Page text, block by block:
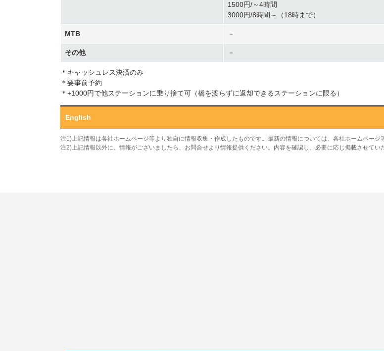
1500円/～4時間
3000円/8時間～（18時まで）
MTB －
その他 －
＊キャッシュレス決済のみ
＊要事前予約
＊+1000円で他ステーションに乗り捨て可（橋を渡らずに返却できるステーションに限る）
English
注1)上記情報は各社ホームページ等より独自に情報収集・作成したものです。最新の情報については、各社ホームページ
注2)上記情報以外に、情報がございましたら、お問合せより情報提供ください。内容を確認し、必要に応じ掲載させてい